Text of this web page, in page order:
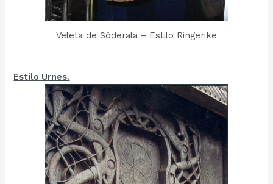
Veleta de Söderala – Estilo Ringerike
Estilo Urnes.